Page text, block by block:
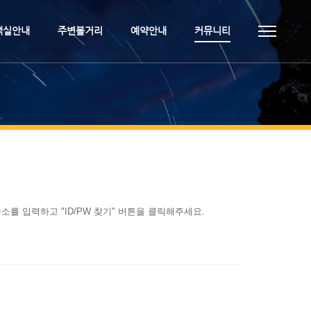
실안내 주변볼거리 예약안내 커뮤니티
를 입력하고 "ID/PW 찾기" 버튼을 클릭해주세요.